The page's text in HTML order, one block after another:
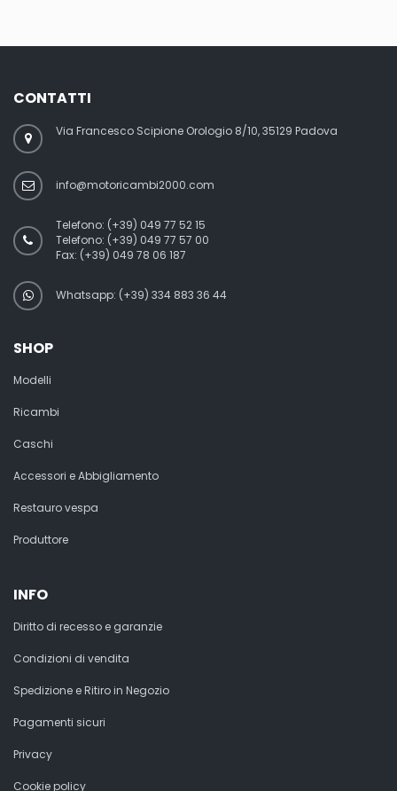
CONTATTI
Via Francesco Scipione Orologio 8/10, 35129 Padova
info@motoricambi2000.com
Telefono: (+39) 049 77 52 15
Telefono: (+39) 049 77 57 00
Fax: (+39) 049 78 06 187
Whatsapp: (+39) 334 883 36 44
SHOP
Modelli
Ricambi
Caschi
Accessori e Abbigliamento
Restauro vespa
Produttore
INFO
Diritto di recesso e garanzie
Condizioni di vendita
Spedizione e Ritiro in Negozio
Pagamenti sicuri
Privacy
Cookie policy